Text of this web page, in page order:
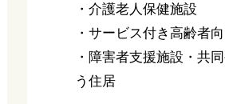
・介護老人保健施設
・サービス付き高齢者
・障害者支援施設・共
う住居